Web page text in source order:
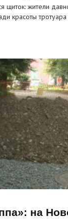
щиток: жители
красоты
на